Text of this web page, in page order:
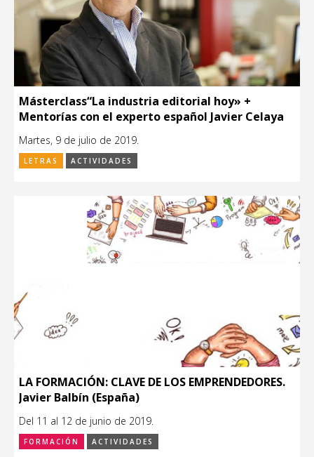
Másterclass“La industria editorial hoy» +
Mentorías con el experto español Javier Celaya
Martes, 9 de julio de 2019.
LETRAS ACTIVIDADES
LA FORMACIÓN: CLAVE DE LOS EMPRENDEDORES.
Javier Balbín (España)
Del 11 al 12 de junio de 2019.
FORMACIÓN ACTIVIDADES